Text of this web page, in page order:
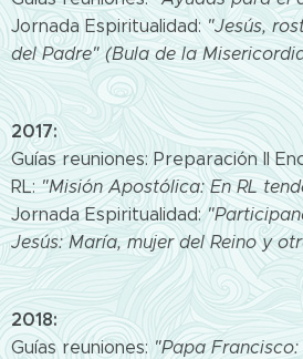
Jornada Espiritualidad:"Jesús,
del Padre" (Bula de la
2017:
Guías reuniones: Preparación II
RL:"Misión Apostólica: En RL
Jornada Espiritualidad:
Jesús: María, mujer del Reino y
2018:
Guías reuniones:"Papa